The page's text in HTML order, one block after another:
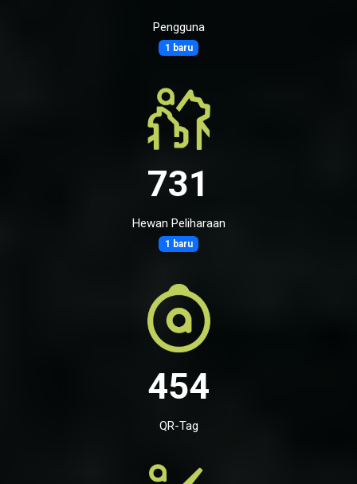
Pengguna
1 baru
731
Hewan Peliharaan
1 baru
454
QR-Tag